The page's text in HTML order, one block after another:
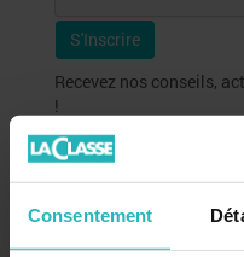
Consentement
Recevez nos conseils,
!
Mon compte
Se connecter